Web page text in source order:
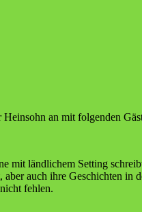
an mit fol­gen­den
mit länd­li­chem Set­ting
auch ihre Geschich­ten
fehlen.